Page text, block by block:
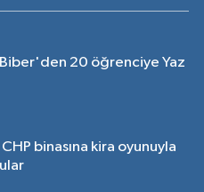
Biber'den 20 öğrenciye Yaz
binasına kira oyunuyla